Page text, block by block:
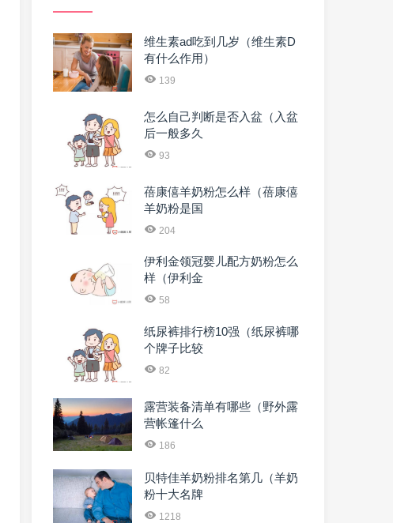
维生素ad吃到几岁（维生素D
有什么作用）
139
怎么自己判断是否入盆（入盆
后一般多久
93
蓓康僖羊奶粉怎么样（蓓康僖
羊奶粉是国
204
伊利金领冠婴儿配方奶粉怎么
样（伊利金
58
纸尿裤排行榜10强（纸尿裤哪
个牌子比较
82
露营装备清单有哪些（野外露
营帐篷什么
186
贝特佳羊奶粉排名第几（羊奶
粉十大名牌
1218